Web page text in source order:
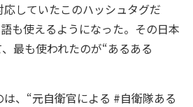
していたこのハッシュタグだ
も使えるようになった。その日本
最も使われたのが“あるある
、“元自衛官による #自衛隊ある